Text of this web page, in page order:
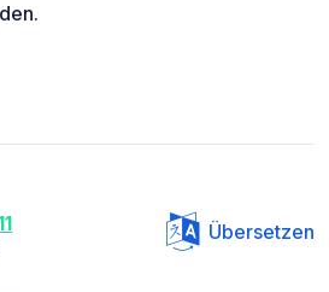
Übersetzen